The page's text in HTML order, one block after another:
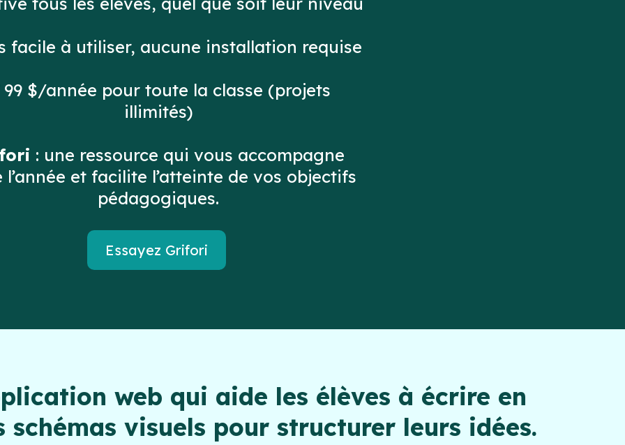
facile à utiliser, aucune installation requise
99 $/année pour toute la classe (projets
illimités)
: une ressource qui vous accompagne
l’année et facilite l’atteinte de vos objectifs
pédagogiques.
Essayez Grifori
web qui aide les élèves à écrire en
schémas visuels pour structurer leurs idées.